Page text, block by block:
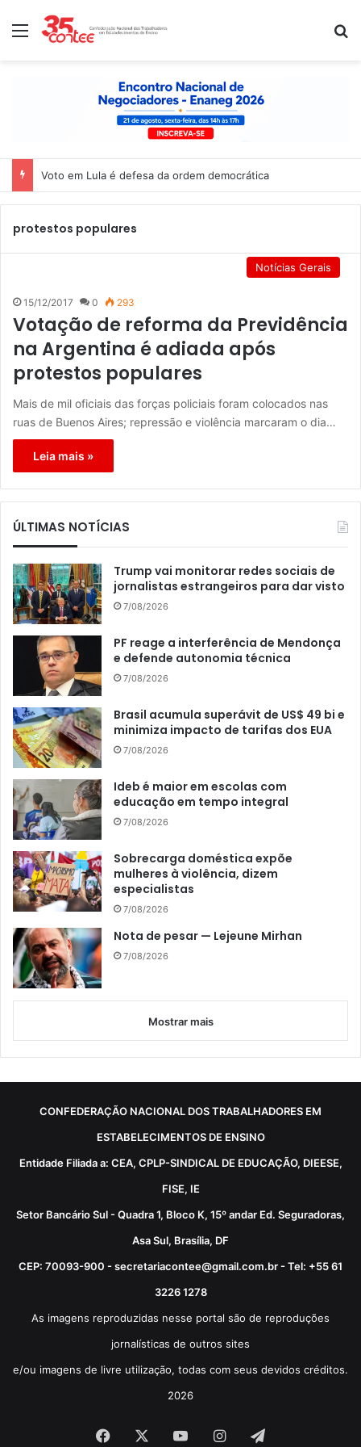
Menu
Voto em Lula é defesa da ordem democrática
protestos populares
Notícias Gerais
15/12/2017 0 293
Votação de reforma da Previdência
na Argentina é adiada após
protestos populares
Mais de mil oficiais das forças policiais foram colocados nas
ruas de Buenos Aires; repressão e violência marcaram o dia…
Leia mais »
ÚLTIMAS NOTÍCIAS
Trump vai monitorar redes sociais de
jornalistas estrangeiros para dar visto
7/08/2026
PF reage a interferência de Mendonça
e defende autonomia técnica
7/08/2026
Brasil acumula superávit de US$ 49 bi e
minimiza impacto de tarifas dos EUA
7/08/2026
Ideb é maior em escolas com
educação em tempo integral
7/08/2026
Sobrecarga doméstica expõe
mulheres à violência, dizem
especialistas
7/08/2026
Nota de pesar — Lejeune Mirhan
7/08/2026
Mostrar mais
CONFEDERAÇÃO NACIONAL DOS TRABALHADORES EM
ESTABELECIMENTOS DE ENSINO
Entidade Filiada a: CEA, CPLP-SINDICAL DE EDUCAÇÃO, DIEESE,
FISE, IE
Setor Bancário Sul - Quadra 1, Bloco K, 15º andar Ed. Seguradoras,
Asa Sul, Brasília, DF
CEP: 70093-900 - secretariacontee@gmail.com.br - Tel: +55 61
3226 1278
As imagens reproduzidas nesse portal são de reproduções
jornalísticas de outros sites
e/ou imagens de livre utilização, todas com seus devidos créditos.
2026
Facebook YouTubeInstagram